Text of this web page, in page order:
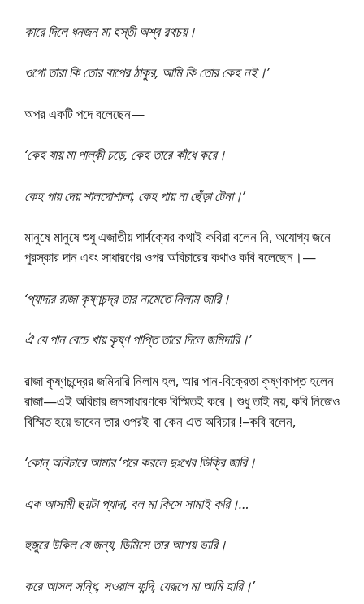
কারে দিলে ধনজন মা হস্তী অশ্ব রথচয়।
ওগো তারা কি তোর বাপের ঠাকুর, আমি কি তোর কেহ নই।’
অপর একটি পদে বলেছেন—
‘কেহ যায় মা পাল্কী চড়ে, কেহ তারে কাঁধে করে।
কেহ গায় দেয় শালদোশালা, কেহ পায় না ছেঁড়া টেনা।’
মানুষে মানুষে শুধু এজাতীয় পার্থক্যের কথাই কবিরা বলেন নি, অযোগ্য জনে
পুরস্কার দান এবং সাধারণের ওপর অবিচারের কথাও কবি বলেছেন।—
‘প্যাদার রাজা কৃষ্ণচন্দ্র তার নামেতে নিলাম জারি।
ঐ যে পান বেচে খায় কৃষ্ণ পাপ্তি তারে দিলে জমিদারি।’
রাজা কৃষ্ণচন্দ্রের জমিদারি নিলাম হল, আর পান-বিক্রেতা কৃষ্ণকাপ্ত হলেন
রাজা—এই অবিচার জনসাধারণকে বিস্মিতই করে। শুধু তাই নয়, কবি নিজেও
বিস্মিত হয়ে ভাবেন তার ওপরই বা কেন এত অবিচার !–কবি বলেন,
‘কোন্ অবিচারে আমার ‘পরে করলে দুঃখের ডিক্রি জারি।
এক আসামী ছয়টা প্যাদা, বল মা কিসে সামাই করি।…
হুজুরে উকিল যে জন্য, ডিমিসে তার আশয় ভারি।
করে আসল সন্ধি, সওয়াল ফন্দি, যেরূপে মা আমি হারি।’